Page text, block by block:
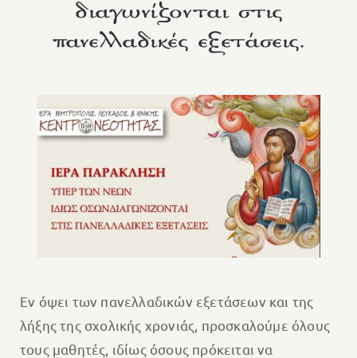
διαγωνίζονται στις
πανελλαδικές εξετάσεις.
Εν όψει των πανελλαδικών εξετάσεων και της
λήξης της σχολικής χρονιάς, προσκαλούμε όλους
τους μαθητές, ιδίως όσους πρόκειται να